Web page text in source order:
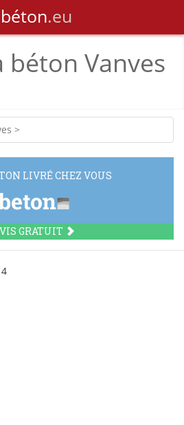
béton.eu
béton Vanves
>
LIVRÉ CHEZ VOUS
GRATUIT